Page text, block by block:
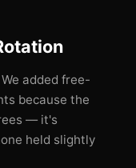
added free-
because the
— it's
held slightly